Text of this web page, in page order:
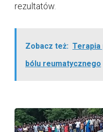
rezultatów.
Zobacz też: Terapia
bólu reumatycznego